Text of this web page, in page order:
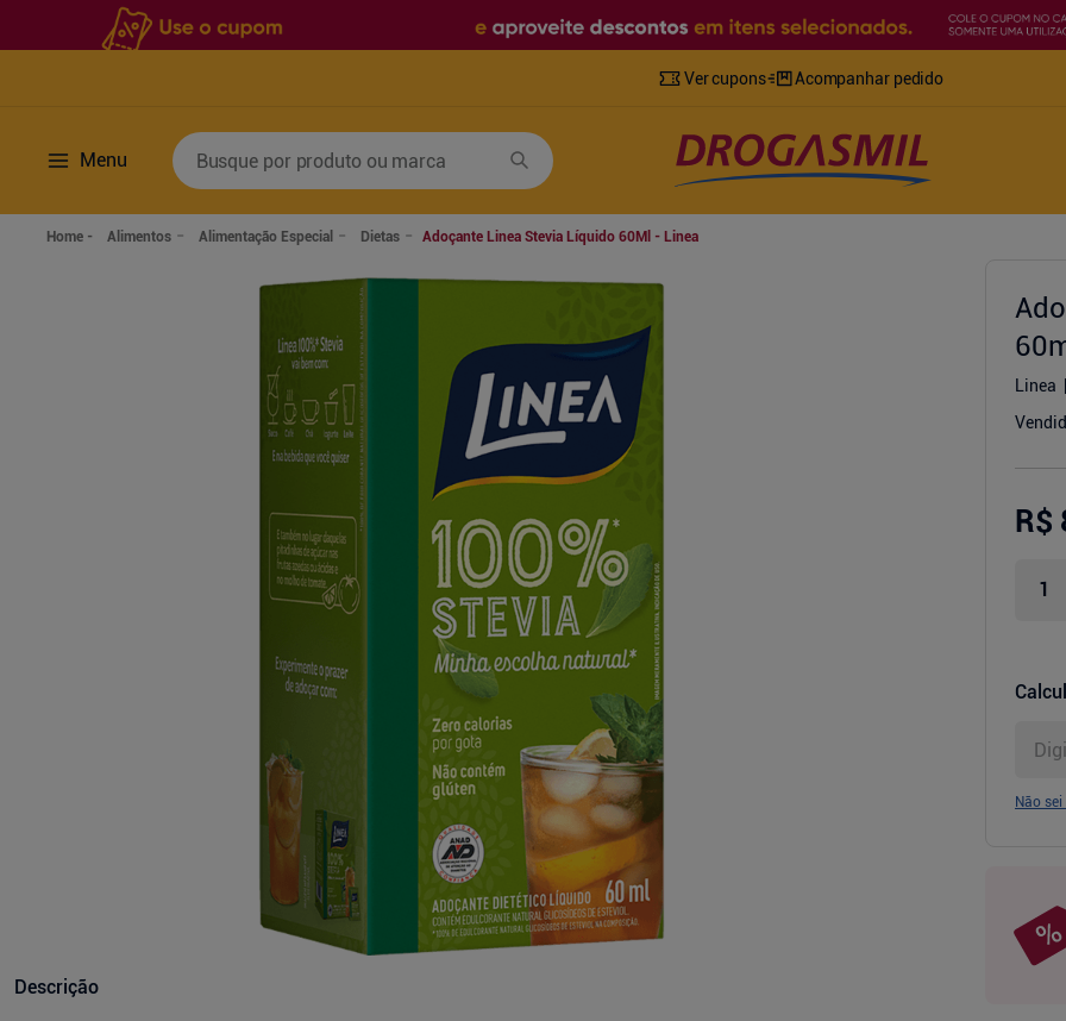
Ver cupons Acompanhar pedido
Menu
Busque por produto ou marca
Alimentos Alimentação Especial Dietas Adoçante Linea Stevia Líquido 60Ml - Linea
Descrição
Linea
R$
Não sei
Termos mais buscados
retinol
mounjaro
fralda geriatrica
fralda xg
shampoo